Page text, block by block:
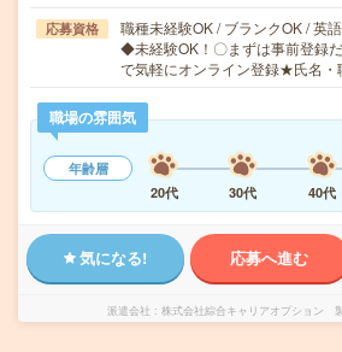
応募資格
職種未経験OK / ブランクOK / 英
◆未経験OK！〇まずは事前登録
で気軽にオンライン登録★氏名
職場の雰囲気
年齢層
20代
30代 40代
気になる! 応募へ進む
派遣会社 株式会社綜合キャリアオプション